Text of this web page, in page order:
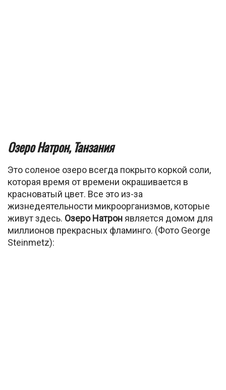
Озеро Натрон, Танзания
Это соленое озеро всегда покрыто коркой соли,
которая время от времени окрашивается в
красноватый цвет. Все это из-за
жизнедеятельности микроорганизмов, которые
живут здесь. Озеро Натрон является домом для
миллионов прекрасных фламинго. (Фото George
Steinmetz):